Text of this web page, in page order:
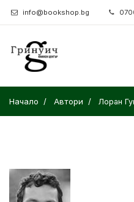
info@bookshop.bg
Начало Автори Лоран